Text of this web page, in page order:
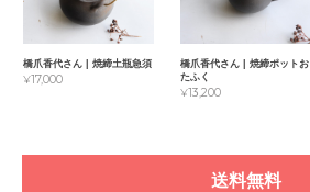
橋爪香代さん | 焼締土瓶急須
¥17,000
橋爪香代さん | 焼締ポットお
たふく
¥13,200
送料無料